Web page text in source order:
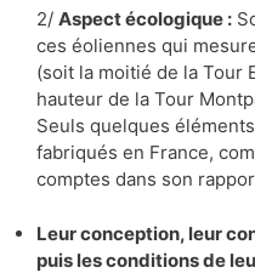
2/ Aspect écologique :
ces éoliennes qui
(soit la moitié de la Tour
hauteur de la Tour
Seuls quelques
fabriqués en France,
comptes dans son
Leur conception, leur
puis les conditions de